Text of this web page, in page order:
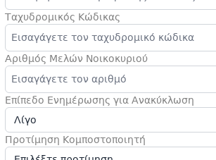
Ταχυδρομικός Κώδικας
Αριθμός Μελών Νοικοκυριού
Επίπεδο Ενημέρωσης για Ανακύκλωση
Προτίμηση Κομποστοποιητή